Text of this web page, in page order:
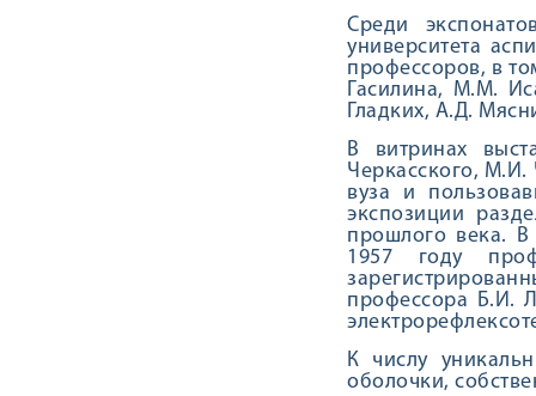
Среди
университета
профессоров, в
Гасилина, М.М.
Гладких, А.Д.
В витринах
Черкасского, М.И.
вуза и
экспозиции
прошлого века. В
1957 году
профессора Б.И.
К числу
оболочки,